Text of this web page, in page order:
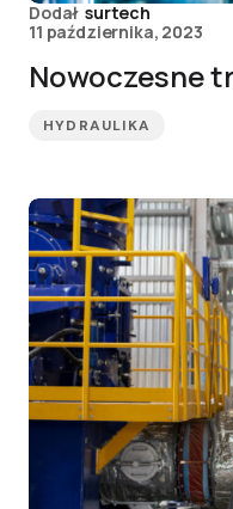
Dodał surtech
11 października, 2023
Nowoczesne
HYDRAULIKA